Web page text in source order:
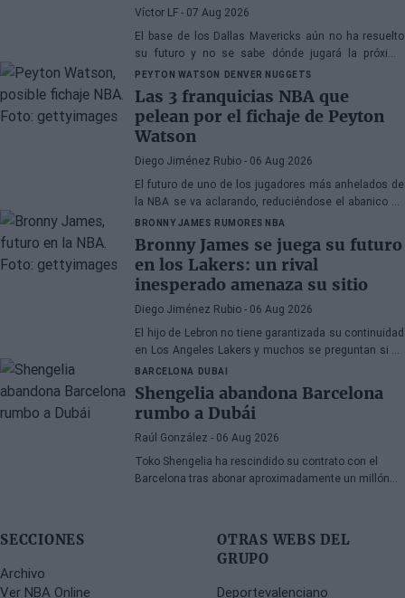
Víctor LF - 07 Aug 2026
El base de los Dallas Mavericks aún no ha resuelto
su futuro y no se sabe dónde jugará la próxima
temporada
PEYTON WATSON DENVER NUGGETS
Las 3 franquicias NBA que
pelean por el fichaje de Peyton
Watson
Diego Jiménez Rubio - 06 Aug 2026
El futuro de uno de los jugadores más anhelados de
la NBA se va aclarando, reduciéndose el abanico de
franquicias candidatas a tres.
BRONNY JAMES RUMORES NBA
Bronny James se juega su futuro
en los Lakers: un rival
inesperado amenaza su sitio
Diego Jiménez Rubio - 06 Aug 2026
El hijo de Lebron no tiene garantizada su continuidad
en Los Angeles Lakers y muchos se preguntan si ha
hecho méritos para seguir en la NBA.
BARCELONA DUBAI
Shengelia abandona Barcelona
rumbo a Dubái
Raúl González - 06 Aug 2026
Toko Shengelia ha rescindido su contrato con el
Barcelona tras abonar aproximadamente un millón
encuentros entre competiciones europeas y
SECCIONES
Archivo
Ver NBA Online
OTRAS WEBS DEL
GRUPO
Deportevalenciano